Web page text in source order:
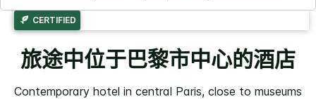
CERTIFIED
旅途中位于巴黎市中心的酒店
Contemporary hotel in central Paris, close to museums